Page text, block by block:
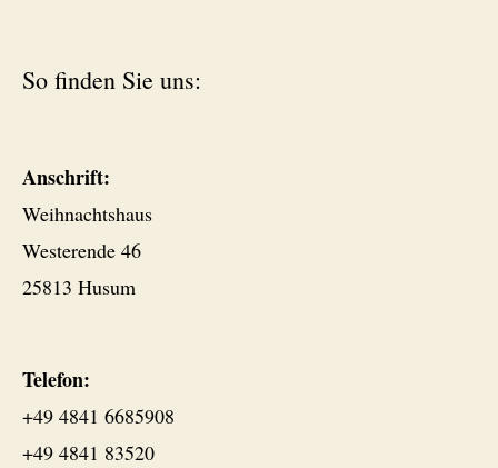
So finden Sie uns:
Anschrift:
Weihnachtshaus
Westerende 46
25813 Husum
Telefon:
+49 4841 6685908
+49 4841 83520